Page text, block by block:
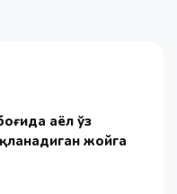
аёл ўз
жойга